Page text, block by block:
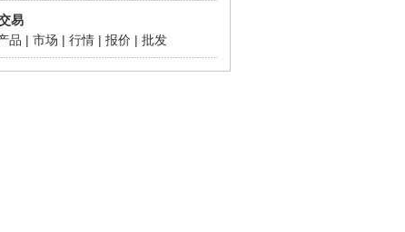
易
品 | 市场 | 行情 | 报价 | 批发